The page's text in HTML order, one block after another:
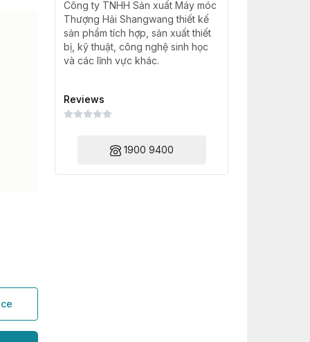
Công ty TNHH Sản xuất Máy móc
Thượng Hải Shangwang thiết kế
sản phẩm tích hợp, sản xuất thiết
bị, kỹ thuật, công nghệ sinh học
và các lĩnh vực khác.
Reviews
1900 9400